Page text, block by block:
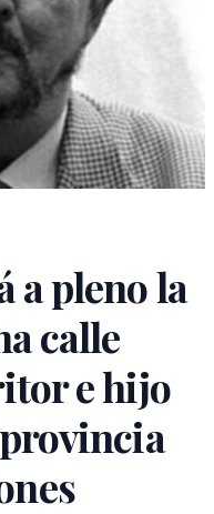
a pleno la
calle
e hijo